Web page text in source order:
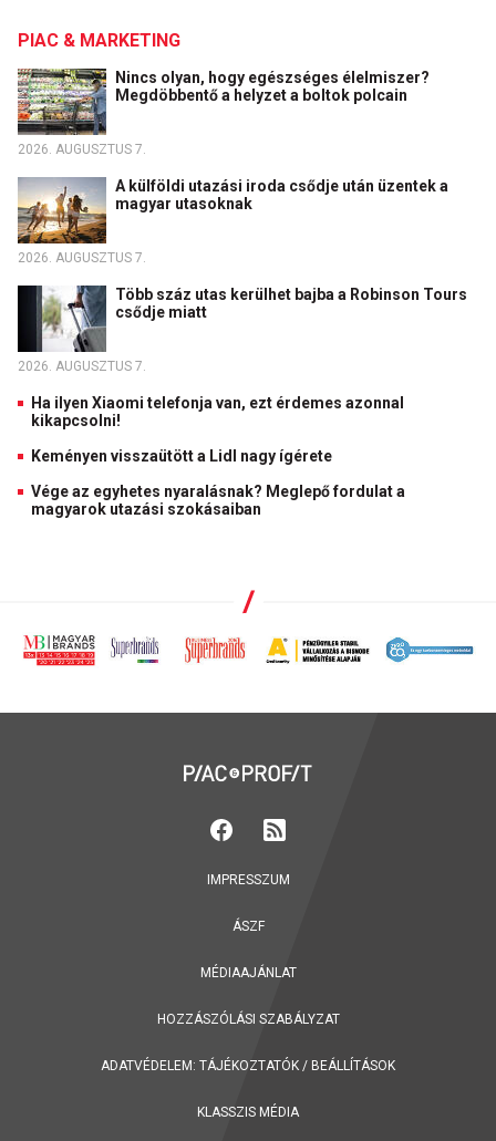
PIAC & MARKETING
Nincs olyan, hogy egészséges élelmiszer?
Megdöbbentő a helyzet a boltok polcain
2026. AUGUSZTUS 7.
A külföldi utazási iroda csődje után üzentek a
magyar utasoknak
2026. AUGUSZTUS 7.
Több száz utas kerülhet bajba a Robinson Tours
csődje miatt
2026. AUGUSZTUS 7.
Ha ilyen Xiaomi telefonja van, ezt érdemes azonnal
kikapcsolni!
Keményen visszaütött a Lidl nagy ígérete
Vége az egyhetes nyaralásnak? Meglepő fordulat a
magyarok utazási szokásaiban
IMPRESSZUM
ÁSZF
MÉDIAAJÁNLAT
HOZZÁSZÓLÁSI SZABÁLYZAT
ADATVÉDELEM: TÁJÉKOZTATÓK / BEÁLLÍTÁSOK
KLASSZIS MÉDIA